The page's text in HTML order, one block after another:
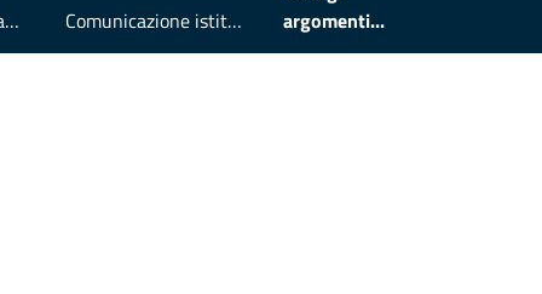
Accesso all'informazione Comunicazione istituzionale
argomenti...